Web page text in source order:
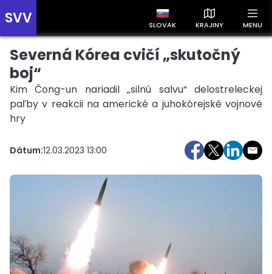
SVV SLOVAK KRAJINY MENU
Prehľad správ podľa krajín
Zobrazte si správy rozdelené podľa krajín a získajte rýchly
prehľad o dianí vo svete.
Slovensko Česko Maďarsko
Severná Kórea cvičí „skutočný
boj“
Kim Čong-un nariadil „silnú salvu“ delostreleckej
paľby v reakcii na americké a juhokórejské vojnové
hry
Dátum:12.03.2023 13:00